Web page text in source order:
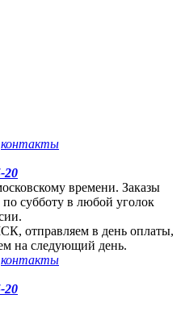
контакты
20
времени. Заказы
субботу в любой уголок
отправляем в день оплаты,
на следующий день.
контакты
20